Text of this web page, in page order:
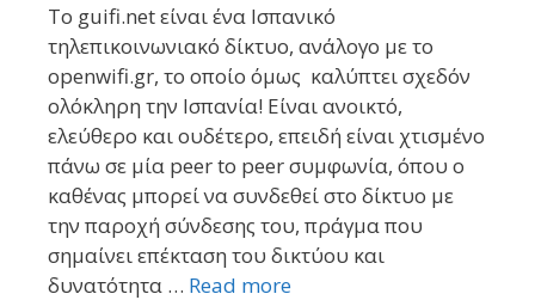
Το guifi.net είναι ένα Ισπανικό
τηλεπικοινωνιακό δίκτυο, ανάλογο με το
οpenwifi.gr, το οποίο όμως καλύπτει σχεδόν
ολόκληρη την Ισπανία! Είναι ανοικτό,
ελεύθερο και ουδέτερο, επειδή είναι χτισμένο
πάνω σε μία peer to peer συμφωνία, όπου ο
καθένας μπορεί να συνδεθεί στο δίκτυο με
την παροχή σύνδεσης του, πράγμα που
σημαίνει επέκταση του δικτύου και
δυνατότητα … Read more